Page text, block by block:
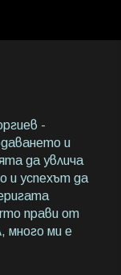
-
и
да увлича
и успехът да
прави от
много ми е